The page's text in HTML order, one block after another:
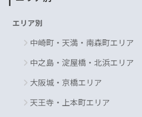
エリア別
中崎町・天満・南森町エリア
中之島・淀屋橋・北浜エリア
大阪城・京橋エリア
天王寺・上本町エリア